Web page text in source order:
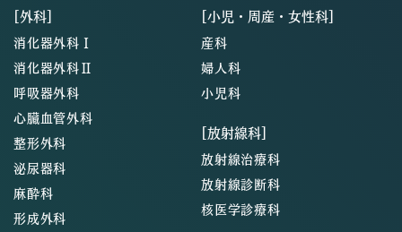
[外科]
消化器外科Ⅰ
消化器外科Ⅱ
呼吸器外科
心臓血管外科
整形外科
泌尿器科
麻酔科
形成外科
[小児・周産・女性科]
産科
婦人科
小児科
[放射線科]
放射線治療科
放射線診断科
核医学診療科